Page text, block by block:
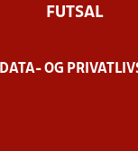
FUTSAL
OG